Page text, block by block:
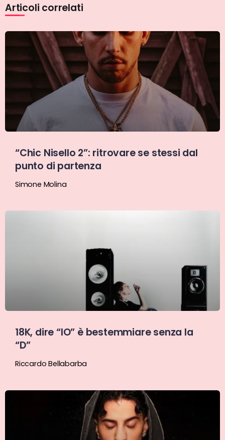
Articoli correlati
“Chic Nisello 2”: ritrovare se stessi dal
punto di partenza
Simone Molina
18K, dire “IO” è bestemmiare senza la
“D”
Riccardo Bellabarba